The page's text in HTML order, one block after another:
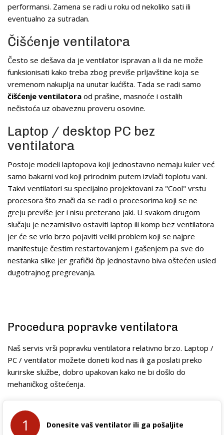
performansi. Zamena se radi u roku od nekoliko sati ili
eventualno za sutradan.
Čišćenje ventilatora
Često se dešava da je ventilator ispravan a li da ne može
funksionisati kako treba zbog previše prljavštine koja se
vremenom nakuplja na unutar kućišta. Tada se radi samo
čišćenje ventilatora od prašine, masnoće i ostalih
nečistoća uz obaveznu proveru osovine.
Laptop / desktop PC bez
ventilatora
Postoje modeli laptopova koji jednostavno nemaju kuler već
samo bakarni vod koji prirodnim putem izvlači toplotu vani.
Takvi ventilatori su specijalno projektovani za "Cool" vrstu
procesora što znači da se radi o procesorima koji se ne
greju previše jer i nisu preterano jaki. U svakom drugom
slučaju je nezamislivo ostaviti laptop ili komp bez ventilatora
jer će se vrlo brzo pojaviti veliki problem koji se najpre
manifestuje čestim restartovanjem i gašenjem pa sve do
nestanka slike jer grafički čip jednostavno biva oštećen usled
dugotrajnog pregrevanja.
Procedura popravke ventilatora
Naš servis vrši popravku ventilatora relativno brzo. Laptop /
PC / ventilator možete doneti kod nas ili ga poslati preko
kurirske službe, dobro upakovan kako ne bi došlo do
mehaničkog oštećenja.
1 Donesite vaš ventilator ili ga pošaljite